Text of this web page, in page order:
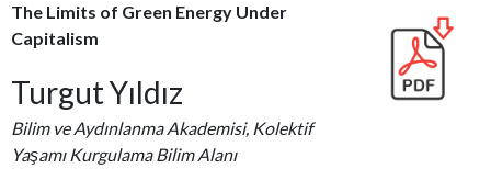
The Limits of Green Energy Under
Capitalism
Turgut Yıldız
Bilim ve Aydınlanma Akademisi, Kolektif
Yaşamı Kurgulama Bilim Alanı